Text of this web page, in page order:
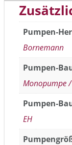
Pumpen-
Bornemann
Pumpen-
Monopumpe
Pumpen-
EH